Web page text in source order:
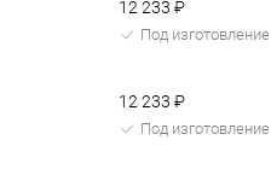
12 233 ₽
Под изготовление
12 233 ₽
Под изготовление